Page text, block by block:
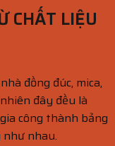
CHẤT LIỆU
đồng đúc, mica,
đây đều là
công thành bảng
như nhau.